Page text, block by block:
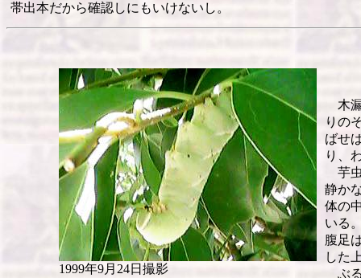
帯出本だから確認しにもいけないし。
1999年9月24日撮影
木漏
りの
ばせ
り、
芋虫
静か
体の
いる
腹足
した
ぶる